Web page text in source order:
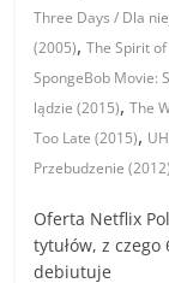
Three Days / Dla
(2005),The Spirit
SpongeBob Movie:
lądzie (2015),The
Too Late (2015),
Przebudzenie (2012)
Oferta Netflix
tytułów, z
debiutuje